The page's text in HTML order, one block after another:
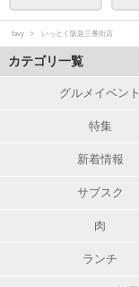
favy いっとく阪急三番街店
カテゴリ一覧
グルメイベント
特集
新着情報
サブスク
肉
ランチ